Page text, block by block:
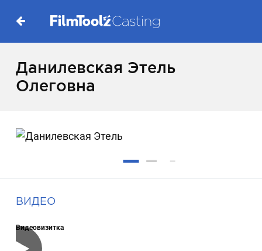
Данилевская Этель
Олеговна
ВИДЕО
Видеовизитка